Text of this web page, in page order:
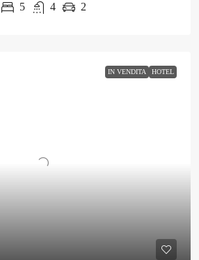
5 4 2
IN VENDITA HOTEL